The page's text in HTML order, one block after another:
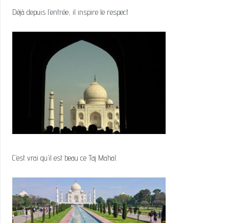
Déjà depuis l’entrée, il inspire le respect
C’est vrai qu’il est beau ce Taj Mahal.